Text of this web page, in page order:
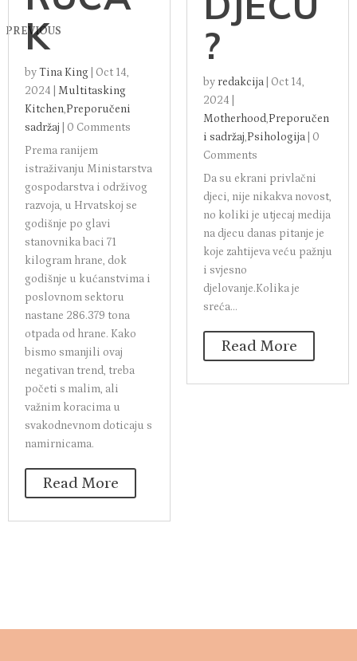
PREVIOUS
K
byTina King
Oct 14,
2024
Multitasking
Kitchen,Preporučeni
sadržaj
0 Comments
Prema ranijem
istraživanju Ministarstva
gospodarstva i održivog
razvoja, u Hrvatskoj se
godišnje po glavi
stanovnika baci 71
kilogram hrane, dok
godišnje u kućanstvima i
poslovnom sektoru
nastane 286.379 tona
otpada od hrane. Kako
bismo smanjili ovaj
negativan trend, treba
početi s malim, ali
važnim koracima u
svakodnevnom doticaju s
namirnicama.
Read More
?
by redakcija
Oct 14,
2024
Motherhood,Preporučen
i sadržaj,Psihologija
0
Comments
Da su ekrani privlačni
djeci, nije nikakva novost,
no koliki je utjecaj medija
na djecu danas pitanje je
koje zahtijeva veću pažnju
i svjesno
djelovanje.Kolika je
sreća...
Read More